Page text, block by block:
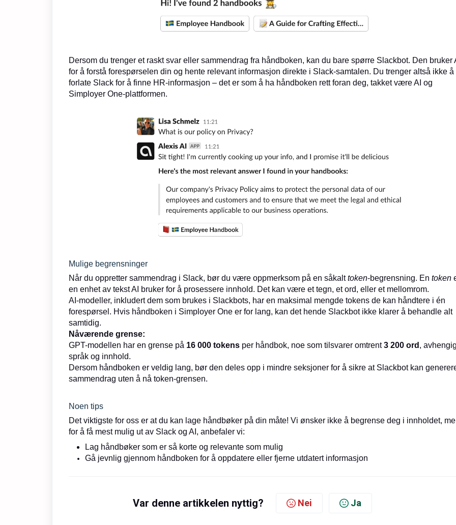
Dersom du trenger et raskt svar eller sammendrag fra håndboken, kan du bare spørre Slackbot. Den bruker
for å forstå forespørselen din og hente relevant informasjon direkte i Slack-samtalen. Du trenger altså ikke å
forlate Slack for å finne HR-informasjon – det er som å ha håndboken rett foran deg, takket være AI og
Simployer One-plattformen.
Mulige begrensninger
Når du oppretter sammendrag i Slack, bør du være oppmerksom på en såkalttoken-begrensning. En token
en enhet av tekst AI bruker for å prosessere innhold. Det kan være et tegn, et ord, eller et mellomrom.
AI-modeller, inkludert dem som brukes i Slackbots, har en maksimal mengde tokens de kan håndtere i én
forespørsel. Hvis håndboken i Simployer One er for lang, kan det hende Slackbot ikke klarer å behandle alt
samtidig.
Nåværende grense:
GPT-modellen har en grense på 16 000 tokens per håndbok, noe som tilsvarer omtrent3 200 ord ,
språk og innhold.
Dersom håndboken er veldig lang, bør den deles opp i mindre seksjoner for å sikre at Slackbot kan
sammendrag uten å nå token-grensen.
Noen tips
Det viktigste for oss er at du kan lage håndbøker på din måte! Vi ønsker ikke å begrense deg i innholdet,
for å få mest mulig ut av Slack og AI, anbefaler vi:
Lag håndbøker som er så korte og relevante som mulig
Gå jevnlig gjennom håndboken for å oppdatere eller fjerne utdatert informasjon
Var denne artikkelen nyttig? Nei Ja